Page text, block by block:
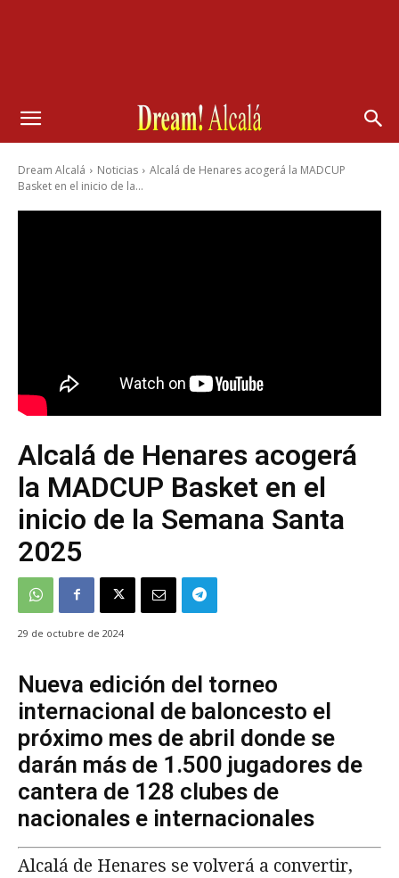
Dream Alcalá Noticias
Alcalá de Henares acogerá la MADCUP
Basket en el inicio de la...
Alcalá de Henares acogerá
la MADCUP Basket en el
inicio de la Semana Santa
2025
29 de octubre de 2024
Nueva edición del torneo
internacional de baloncesto el
próximo mes de abril donde se
darán más de 1.500 jugadores de
cantera de 128 clubes de
nacionales e internacionales
Alcalá de Henares se volverá a convertir,